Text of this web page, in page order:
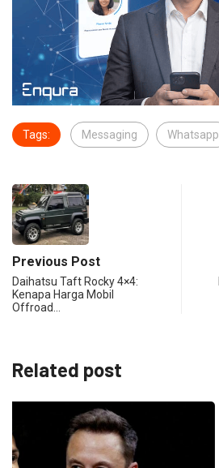
Tags: Messaging Whatsapp
Previous Post
Daihatsu Taft Rocky 4×4:
Kenapa Harga Mobil
Offroad…
Related post